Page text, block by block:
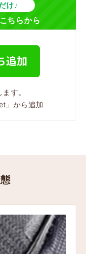
け♪
ちらから
す。
」から追加